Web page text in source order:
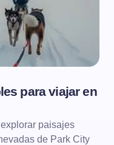
para viajar en
paisajes
de Park City